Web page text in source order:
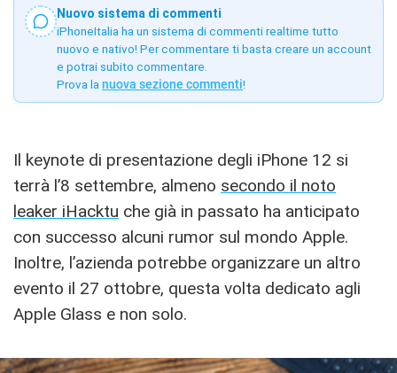
Nuovo sistema di commenti
iPhoneItalia ha un sistema di commenti realtime tutto
nuovo e nativo! Per commentare ti basta creare un account
e potrai subito commentare.
Prova la nuova sezione commenti!
Il keynote di presentazione degli iPhone 12 si
terrà l’8 settembre, almeno secondo il noto
leaker iHacktu che già in passato ha anticipato
con successo alcuni rumor sul mondo Apple.
Inoltre, l’azienda potrebbe organizzare un altro
evento il 27 ottobre, questa volta dedicato agli
Apple Glass e non solo.